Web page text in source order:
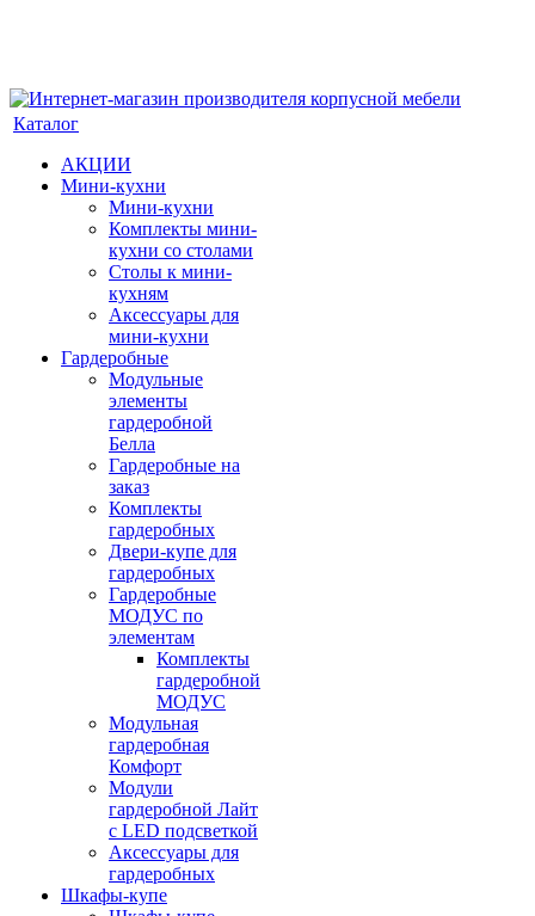
Каталог
АКЦИИ
Мини-кухни
Мини-кухни
Комплекты мини-
кухни со столами
Столы к мини-
кухням
Аксессуары для
мини-кухни
Гардеробные
Модульные
элементы
гардеробной
Белла
Гардеробные на
заказ
Комплекты
гардеробных
Двери-купе для
гардеробных
Гардеробные
МОДУС по
элементам
Комплекты
гардеробной
МОДУС
Модульная
гардеробная
Комфорт
Модули
гардеробной Лайт
с LED подсветкой
Аксессуары для
гардеробных
Шкафы-купе